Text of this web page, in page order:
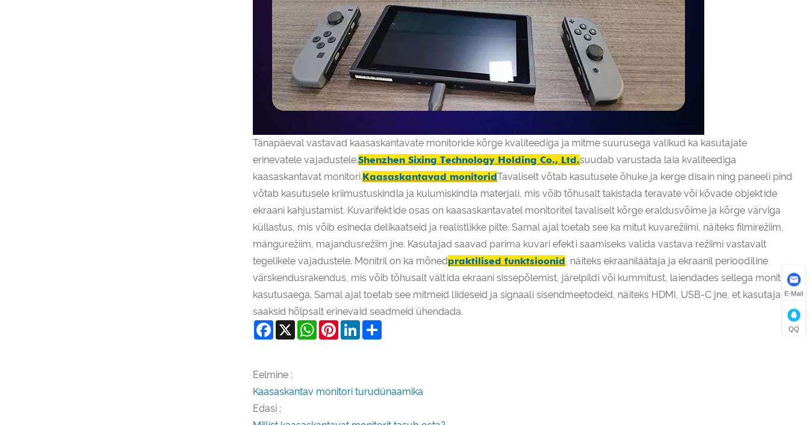
Tänapäeval vastavad kaasaskantavate monitoride kõrge kvaliteediga ja mitme suurusega valikud ka kasutajate
erinevatele vajadustele.Shenzhen Sixing Technology Holding Co., Ltd.suudab varustada laia kvaliteediga
kaasaskantavat monitori.Kaasaskantavad monitoridTavaliselt võtab kasutusele õhuke ja kerge disain ning paneeli pind
võtab kasutusele kriimustuskindla ja kulumiskindla materjali, mis võib tõhusalt takistada teravate või kõvade objektide
ekraani kahjustamist. Kuvarifektide osas on kaasaskantavatel monitoritel tavaliselt kõrge eraldusvõime ja kõrge värviga
küllastus, mis võib esineda delikaatseid ja realistlikke pilte. Samal ajal toetab see ka mitut kuvarežiimi, näiteks filmirežiim,
mängurežiim, majandusrežiim jne. Kasutajad saavad parima kuvari efekti saamiseks valida vastava režiimi vastavalt
tegelikele vajadustele. Monitril on ka mõnedpraktilised funktsioonid , näiteks ekraaniläätaja ja ekraanil perioodiline
värskendusrakendus, mis võib tõhusalt vältida ekraani sissepõlemist, järelpildi või kummitust, laiendades sellega monitori
kasutusaega. Samal ajal toetab see mitmeid liideseid ja signaali sisendmeetodeid, näiteks HDMI, USB-C jne, et kasutajad
saaksid hõlpsalt erinevaid seadmeid ühendada.
Facebook
X WhatsAppPinterestLinkedIn
Eelmine :
Kaasaskantav monitori turudünaamika
Edasi :
E-Mail
QQ